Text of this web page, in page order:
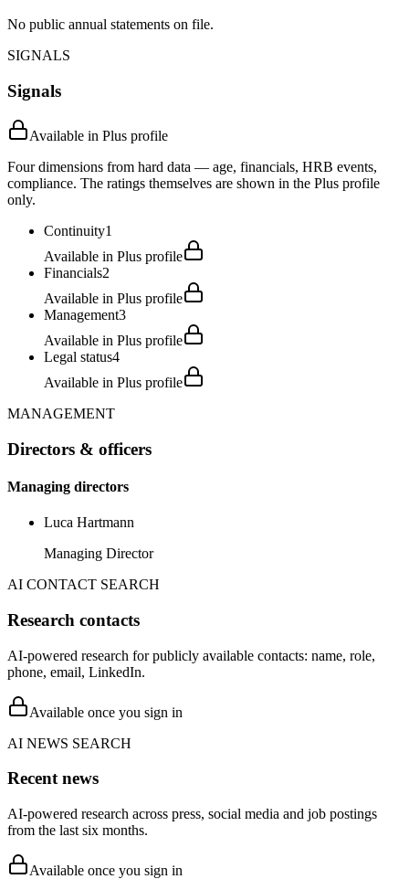
No public annual statements on file.
SIGNALS
Signals
Available in Plus profile
Four dimensions from hard data — age, financials, HRB events,
compliance. The ratings themselves are shown in the Plus profile
only.
Continuity1
Available in Plus profile
Financials2
Available in Plus profile
Management3
Available in Plus profile
Legal status4
Available in Plus profile
MANAGEMENT
Directors & officers
Managing directors
Luca Hartmann
Managing Director
AI CONTACT SEARCH
Research contacts
AI-powered research for publicly available contacts: name, role,
phone, email, LinkedIn.
Available once you sign in
AI NEWS SEARCH
Recent news
AI-powered research across press, social media and job postings
from the last six months.
Available once you sign in